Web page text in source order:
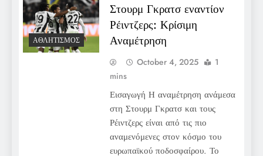
ΑΘΛΗΤΙΣΜΌΣ
Στουρμ Γκρατσ εναντίον
Ρέιντζερς: Κρίσιμη
Αναμέτρηση
October 4, 2025
1
mins
Εισαγωγή Η αναμέτρηση ανάμεσα
στη Στουρμ Γκρατσ και τους
Ρέιντζερς είναι από τις πιο
αναμενόμενες στον κόσμο του
ευρωπαϊκού ποδοσφαίρου. Το